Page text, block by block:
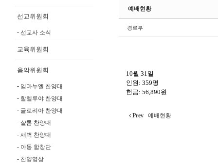
선교위원회
선교사 소식
교육위원회
음악위원회
임마누엘 찬양대
할렐루야 찬양대
글로리아 찬양대
샬롬 찬양대
새벽 찬양대
아동 합창단
찬양영상
예배현황
경로부
10월 31일
인원: 359명
헌금: 56,890원
Prev 예배현황